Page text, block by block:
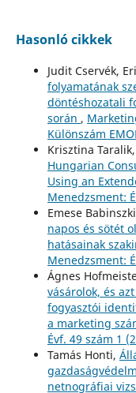
Hasonló cikkek
Judit Cservék,
folyamatának
döntéshozatali
során ,
Különszám
Krisztina
Hungarian
Using an
Menedzsment:
Emese
napos és sötét
hatásainak
Menedzsment:
Ágnes
vásárolok, és
fogyasztói
a marketing
Évf. 49 szám 1
Tamás Honti,
netnográfiai